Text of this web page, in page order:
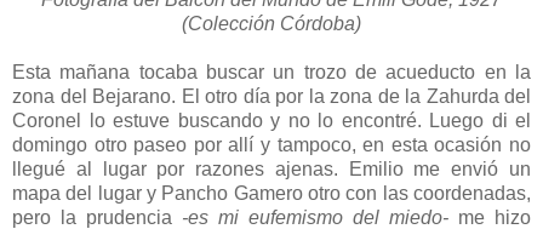
(Colección Córdoba)
Esta mañana tocaba buscar un trozo de acueducto en la
zona del Bejarano. El otro día por la zona de la Zahurda del
Coronel lo estuve buscando y no lo encontré. Luego di el
domingo otro paseo por allí y tampoco, en esta ocasión no
llegué al lugar por razones ajenas. Emilio me envió un
mapa del lugar y Pancho Gamero otro con las coordenadas,
pero la prudencia -es mi eufemismo del miedo- me hizo